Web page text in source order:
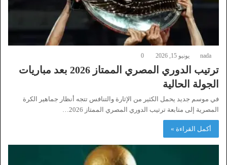
nada يونيو 15, 2026 0
ترتيب الدوري المصري الممتاز 2026 بعد مباريات
الجولة الحالية
في موسم جديد يحمل الكثير من الإثارة والتنافس تتجه أنظار جماهير الكرة
المصرية إلى متابعة ترتيب الدوري المصري الممتاز 2026…
أكمل القراءة »